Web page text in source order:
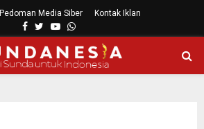
Pedoman Media Siber Kontak Iklan
Facebook
TwitterYoutubeWhatsapp